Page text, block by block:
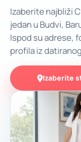
Izaberite najbliži
jedan u Budvi,
Ispod su adrese,
profila iz
Izaberite